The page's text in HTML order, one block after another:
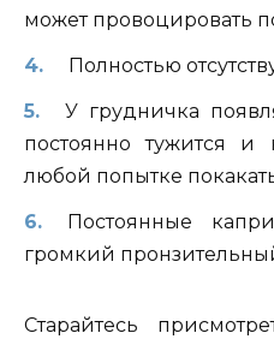
может провоцировать
Полностью
У грудничка
постоянно тужится и
любой попытке
Постоянные
громкий
Старайтесь